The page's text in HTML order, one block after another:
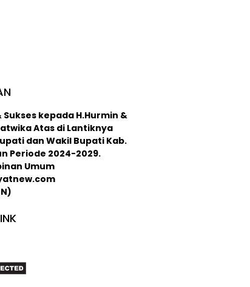
Sukses kepada H.Hurmin &
Atas di Lantiknya
dan Wakil Bupati Kab.
Periode 2024-2029.
Umum